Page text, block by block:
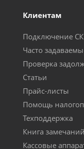
Клиентам
Подключение
Часто
Проверка
Статьи
Прайс-листы
Помощь
Техподдержка
Книга
Кассовые